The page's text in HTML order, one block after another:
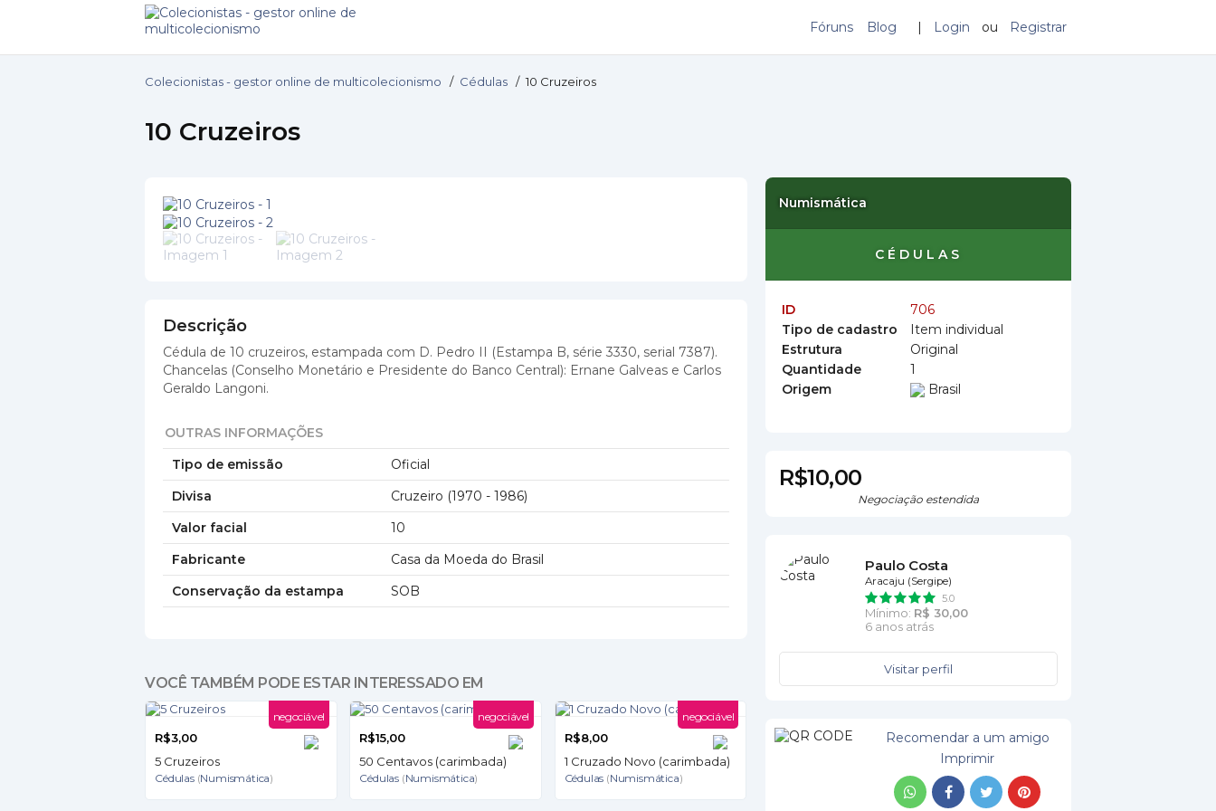
Registrar
ou
Login
|
Blog
Fóruns
Colecionistas - gestor online de multicolecionismo / Cédulas / 10 Cruzeiros
10 Cruzeiros
Descrição
Cédula de 10 cruzeiros, estampada com D. Pedro II (Estampa B, série 3330, serial 7387).
Chancelas (Conselho Monetário e Presidente do Banco Central): Ernane Galveas e Carlos
Geraldo Langoni.
OUTRAS INFORMAÇÕES
Tipo de emissão
Oficial
Divisa
Cruzeiro (1970 - 1986)
Valor facial
10
Fabricante
Casa da Moeda do Brasil
Conservação da estampa
SOB
VOCÊ TAMBÉM PODE ESTAR INTERESSADO EM
negociável
R$3,00
5 Cruzeiros
Cédulas(Numismática)
negociável
R$15,00
50 Centavos (carimbada)
Cédulas (Numismática)
negociável
R$8,00
1 Cruzado Novo (carimbada)
Cédulas (Numismática)
Numismática
CÉDULAS
ID
706
Tipo de cadastro
Item individual
Estrutura
Original
Quantidade
1
Origem
Brasil
R$10,00
Negociação estendida
Paulo Costa
Aracaju (Sergipe)
5.0
Mínimo: R$ 30,00
6 anos atrás
Visitar perfil
Recomendar a um amigo
Imprimir